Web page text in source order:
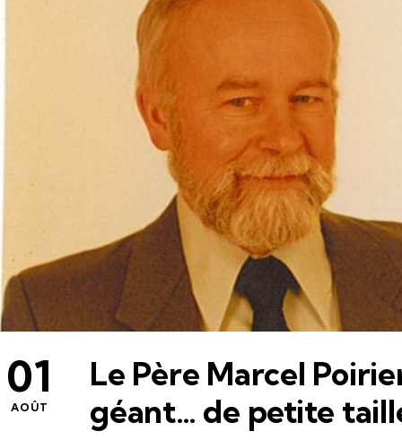
BIOGRAPHIE
01
AOÛT
Le Père Marcel
géant… de petite